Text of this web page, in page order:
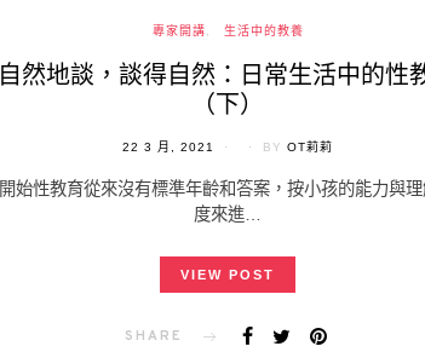
專家開講 生活中的教養
自然地談，談得自然：日常生活中的性
（下）
POSTED
22 3 月, 2021 BY OT莉莉
開始性教育從來沒有標準年齡和答案，按小孩的能力與
度來進…
VIEW POST
SHARE